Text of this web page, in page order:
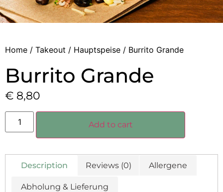
Home / Takeout / Hauptspeise / Burrito Grande
Burrito Grande
€ 8,80
Add to cart
Description Reviews (0) Allergene
Abholung & Lieferung